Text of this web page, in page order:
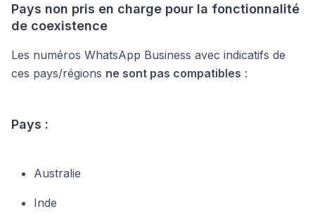
Pays non pris en charge pour la fonctionnalité
de coexistence
Les numéros WhatsApp Business avec indicatifs de
ces pays/régions ne sont pas compatibles :
Pays :
Australie
Inde